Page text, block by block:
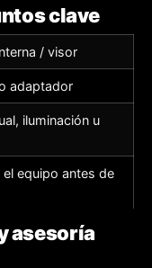
clave
/ visor
adaptador
iluminación u
equipo antes de
asesoría